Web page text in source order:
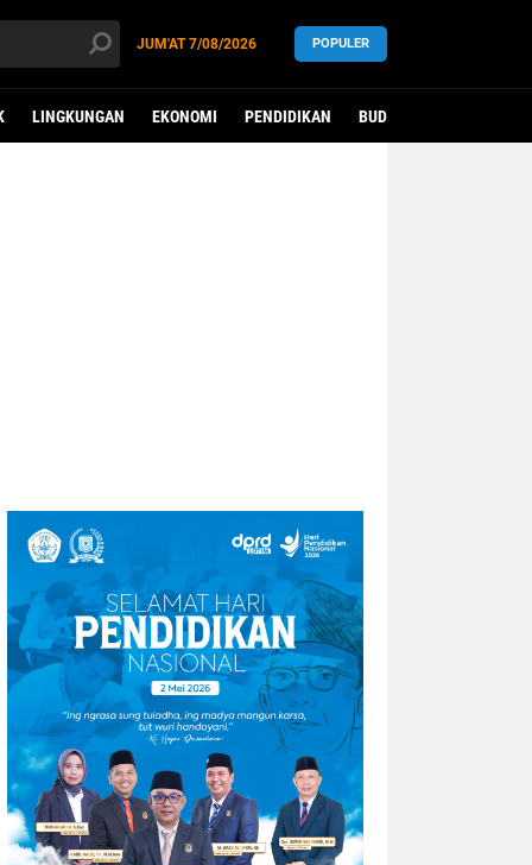
JUM'AT7/08/2026 POPULER
LINGKUNGAN EKONOMI PENDIDIKAN BUDAYA